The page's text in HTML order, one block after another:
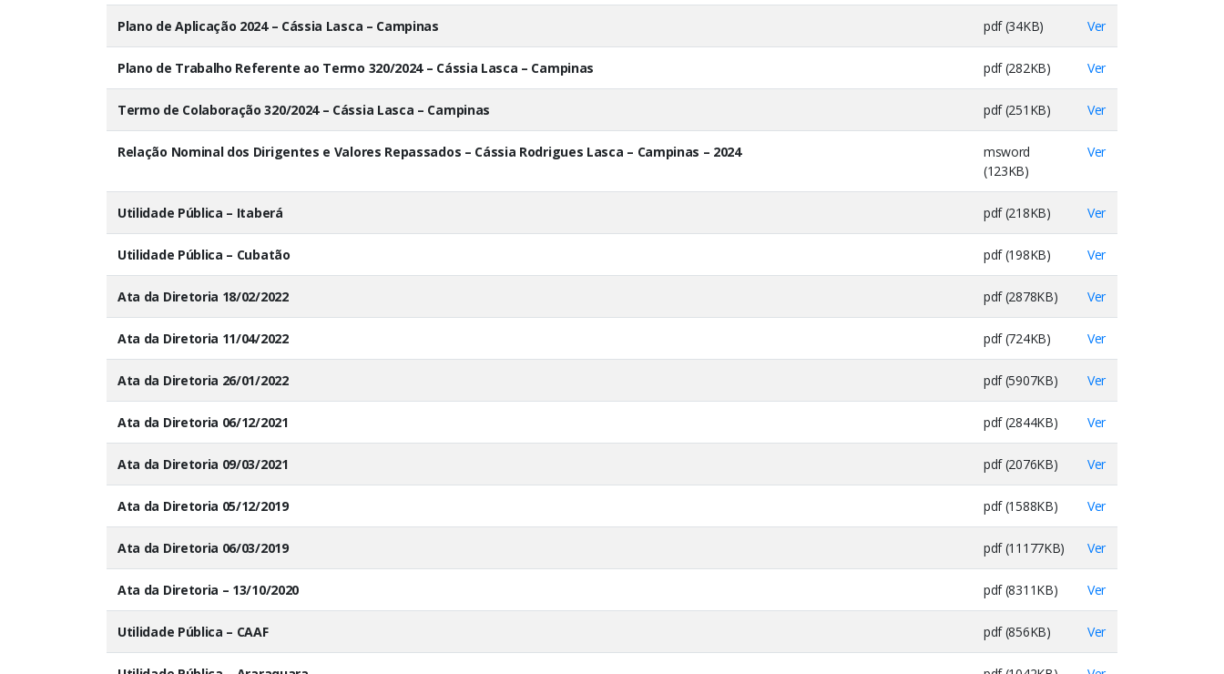
Plano de Aplicação 2024 – Cássia Lasca – Campinas pdf (34KB) Ver
Plano de Trabalho Referente ao Termo 320/2024 – Cássia Lasca – Campinas pdf (282KB) Ver
Termo de Colaboração 320/2024 – Cássia Lasca – Campinas pdf (251KB) Ver
Relação Nominal dos Dirigentes e Valores Repassados – Cássia Rodrigues Lasca – Campinas – 2024
msword
(123KB)
Ver
Utilidade Pública – Itaberá pdf (218KB) Ver
Utilidade Pública – Cubatão pdf (198KB) Ver
Ata da Diretoria 18/02/2022 pdf (2878KB) Ver
Ata da Diretoria 11/04/2022 pdf (724KB) Ver
Ata da Diretoria 26/01/2022 pdf (5907KB) Ver
Ata da Diretoria 06/12/2021 pdf (2844KB) Ver
Ata da Diretoria 09/03/2021 pdf (2076KB) Ver
Ata da Diretoria 05/12/2019 pdf (1588KB) Ver
Ata da Diretoria 06/03/2019 pdf (11177KB) Ver
Ata da Diretoria – 13/10/2020 pdf (8311KB) Ver
Utilidade Pública – CAAF pdf (856KB) Ver